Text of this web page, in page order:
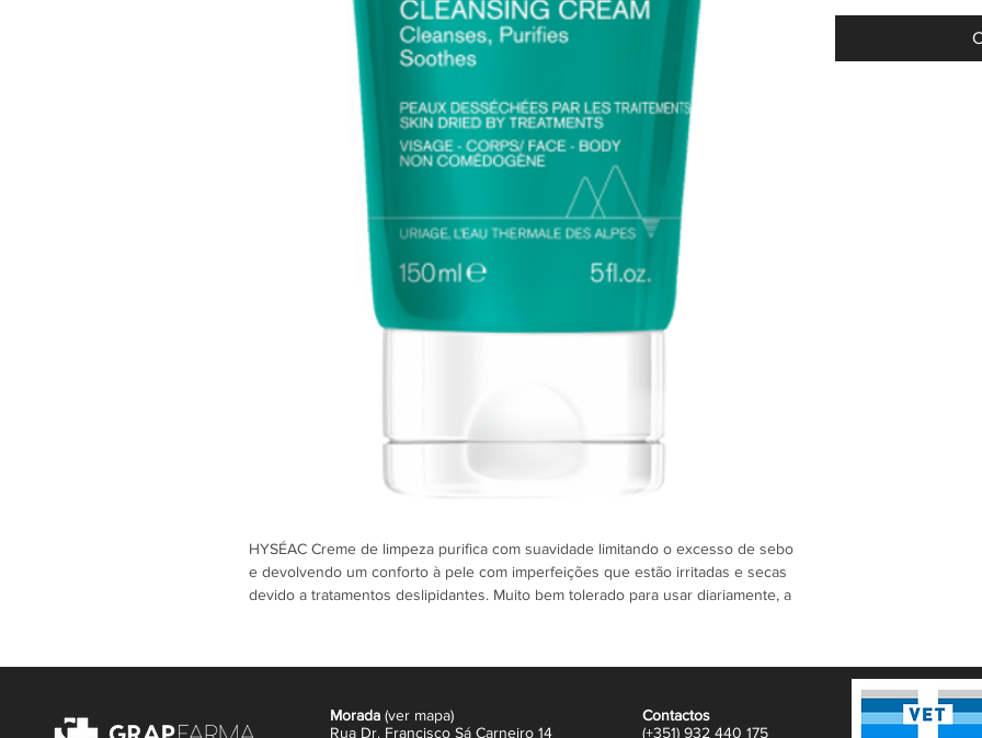
HYSÉAC Creme de limpeza purifica com suavidade limitando o excesso de sebo
e devolvendo um conforto à pele com imperfeições que estão irritadas e secas
devido a tratamentos deslipidantes. Muito bem tolerado para usar diariamente, a
Purifica
regular a flora bacteriana.
Contactos
(+351) 932 440 175
Morada (ver mapa)
Rua Dr. Francisco Sá Carneiro 14